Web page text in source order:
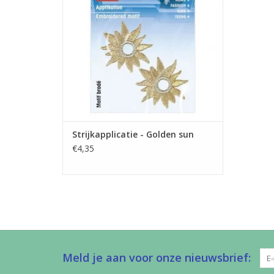
TOEVOEGEN AAN WINKELWAGEN
Strijkapplicatie - Golden sun
€4,35
Meld je aan voor onze nieuwsbrief: